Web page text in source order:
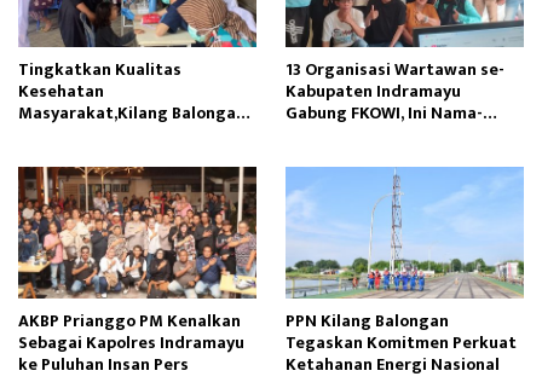
Tingkatkan Kualitas
Kesehatan
Masyarakat,Kilang Balongan
13 Organisasi Wartawan se-
Kabupaten Indramayu
Gabung FKOWI, Ini Nama-
AKBP Prianggo PM Kenalkan
Sebagai Kapolres Indramayu
ke Puluhan Insan Pers
PPN Kilang Balongan
Tegaskan Komitmen Perkuat
Ketahanan Energi Nasional